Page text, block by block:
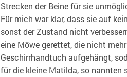
Strecken der Beine für sie
Für mich war klar, dass sie auf
sonst der Zustand nicht
eine Möwe gerettet, die nicht
Geschirrhandtuch aufgehängt,
für die kleine Matilda, so nannten